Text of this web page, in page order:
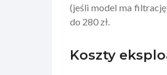
(jeśli model ma
do 280 zł.
Koszty